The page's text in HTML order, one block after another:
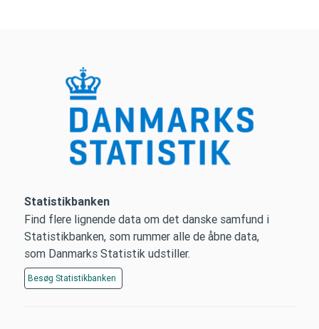
Statistikbanken
Find flere lignende data om det danske samfund i
Statistikbanken, som rummer alle de åbne data,
som Danmarks Statistik udstiller.
Besøg Statistikbanken